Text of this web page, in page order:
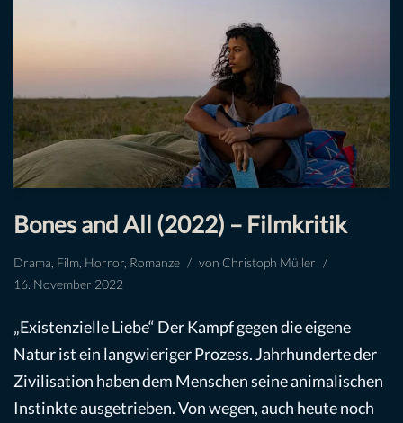
Bones and All (2022) – Filmkritik
Drama Film Horror Romanze von Christoph Müller
16. November 2022
„Existenzielle Liebe“ Der Kampf gegen die eigene
Natur ist ein langwieriger Prozess. Jahrhunderte der
Zivilisation haben dem Menschen seine animalischen
Instinkte ausgetrieben. Von wegen, auch heute noch